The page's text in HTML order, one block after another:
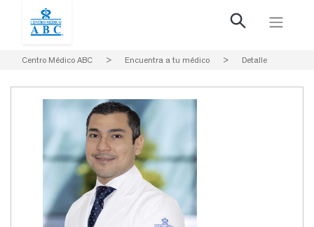
Centro Médico ABC > Encuentra a tu médico > Detalle